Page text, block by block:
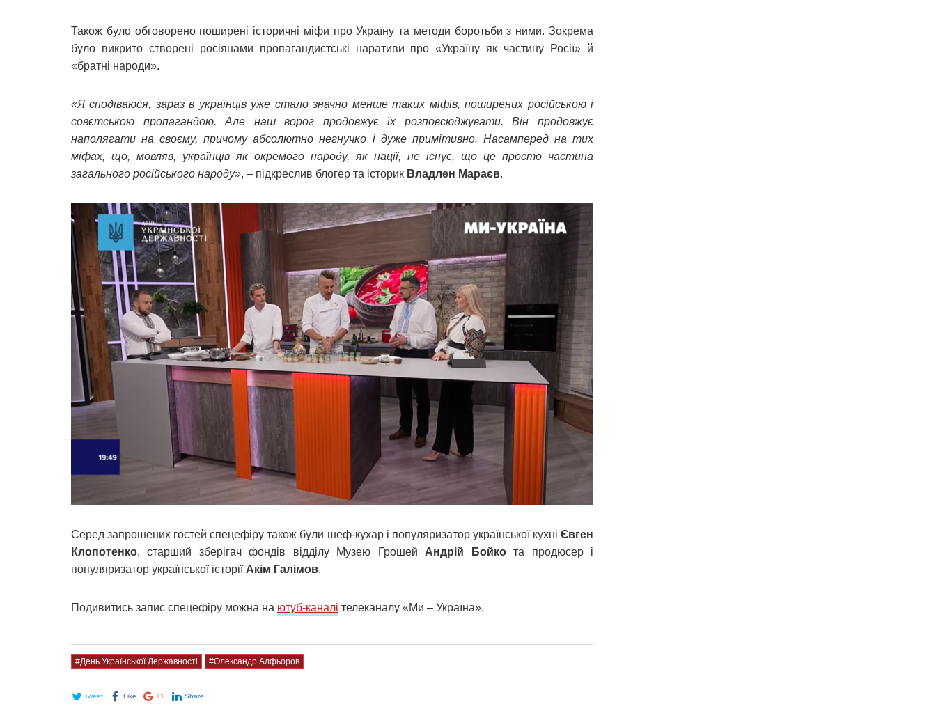
Також було обговорено поширені історичні міфи про Україну та методи боротьби з ними. Зокрема
було викрито створені росіянами пропагандистські наративи про «Україну як частину Росії» й
«братні народи».
«Я сподіваюся, зараз в українців уже стало значно менше таких міфів, поширених російською і
совєтською пропагандою. Але наш ворог продовжує їх розповсюджувати. Він продовжує
наполягати на своєму, причому абсолютно негнучко і дуже примітивно. Насамперед на тих
міфах, що, мовляв, українців як окремого народу, як нації, не існує, що це просто частина
загального російського народу», – підкреслив блогер та історик Владлен Мараєв.
Серед запрошених гостей спецефіру також були шеф-кухар і популяризатор української кухні Євген
Клопотенко, старший зберігач фондів відділу Музею Грошей Андрій Бойкота продюсер і
популяризатор української історії Акім Галімов.
Подивитись запис спецефіру можна на ютуб-каналі телеканалу «Ми – Україна».
#День Української Державності #Олександр Алфьоров
Tweet Like +1 Share